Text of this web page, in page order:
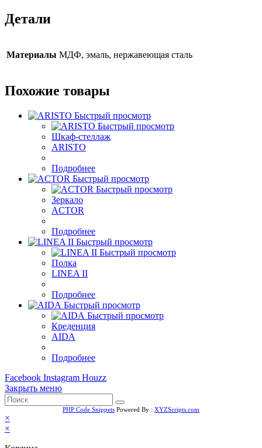
Детали
Материалы МДФ, эмаль, нержавеющая сталь
Похожие товары
Быстрый просмотр
Быстрый просмотр
Шкаф-стеллаж
ARISTO
Подробнее
Быстрый просмотр
Быстрый просмотр
Зеркало
ACTOR
Подробнее
Быстрый просмотр
Быстрый просмотр
Полка
LINEA II
Подробнее
Быстрый просмотр
Быстрый просмотр
Креденция
AIDA
Подробнее
Facebook Instagram Houzz
Закрыть меню
PHP Code Snippets Powered By : XYZScripts.com
×
×